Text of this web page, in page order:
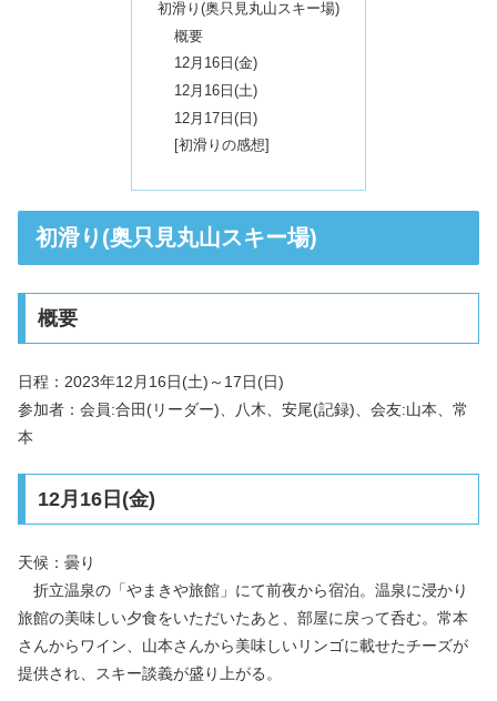
初滑り(奥只見丸山スキー場)
概要
12月16日(金)
12月16日(土)
12月17日(日)
[初滑りの感想]
初滑り(奥只見丸山スキー場)
概要
日程：2023年12月16日(土)～17日(日)
参加者：会員:合田(リーダー)、八木、安尾(記録)、会友:山本、常
本
12月16日(金)
天候：曇り
折立温泉の「やまきや旅館」にて前夜から宿泊。温泉に浸かり
旅館の美味しい夕食をいただいたあと、部屋に戻って呑む。常本
さんからワイン、山本さんから美味しいリンゴに載せたチーズが
提供され、スキー談義が盛り上がる。